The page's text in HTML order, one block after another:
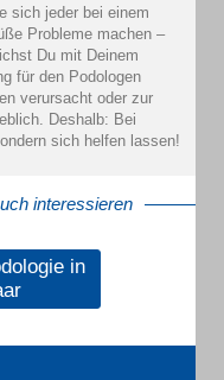
sich jeder bei einem
Probleme machen –
Du mit Deinem
für den Podologen
verursacht oder zur
Deshalb: Bei
sich helfen lassen!
interessieren
in